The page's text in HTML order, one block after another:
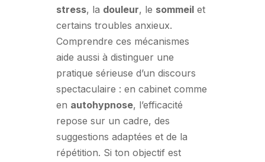
stress, la douleur, le sommeilet
certains troubles anxieux.
Comprendre ces mécanismes
aide aussi à distinguer une
pratique sérieuse d’un discours
spectaculaire : en cabinet comme
en autohypnose, l’efficacité
repose sur un cadre, des
suggestions adaptées et de la
répétition. Si ton objectif est